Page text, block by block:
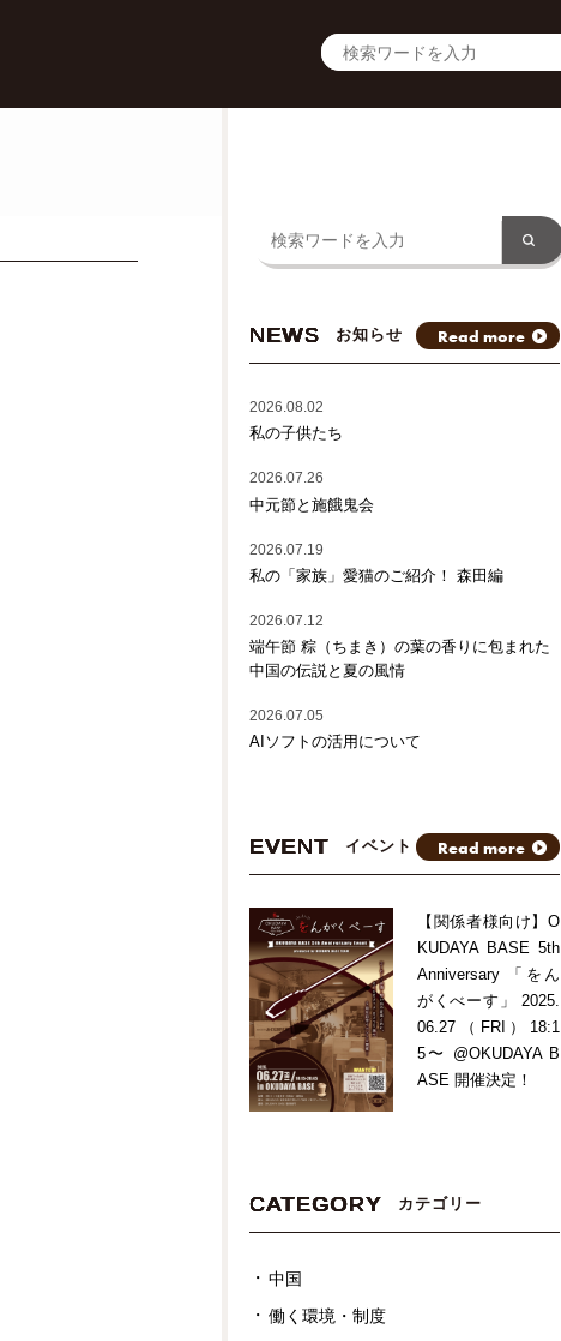
NEWS お知らせ Read more
2026.08.02
私の子供たち
2026.07.26
中元節と施餓鬼会
2026.07.19
私の「家族」愛猫のご紹介！ 森田編
2026.07.12
端午節 粽（ちまき）の葉の香りに包まれた
中国の伝説と夏の風情
2026.07.05
AIソフトの活用について
EVENT イベント Read more
【関係者様向け】O
KUDAYA BASE 5th
Anniversary 「をん
がくべーす」 2025.
06.27（FRI）18:1
5〜 @OKUDAYA B
ASE 開催決定！
CATEGORY カテゴリー
中国
働く環境・制度